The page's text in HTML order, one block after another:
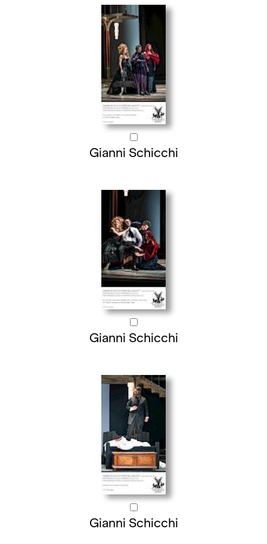
Gianni Schicchi
Gianni Schicchi
Gianni Schicchi